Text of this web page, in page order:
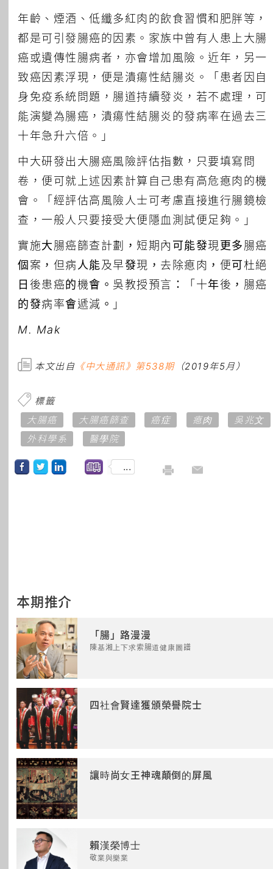
年齡、煙酒、低纖多紅肉的飲食習慣和肥胖等，
都是可引發腸癌的因素。家族中曾有人患上大腸
癌或遺傳性腸病者，亦會增加風險。近年，另一
致癌因素浮現，便是潰瘍性結腸炎。「患者因自
身免疫系統問題，腸道持續發炎，若不處理，可
能演變為腸癌，潰瘍性結腸炎的發病率在過去三
十年急升六倍。」
中大研發出大腸癌風險評估指數，只要填寫問
卷，便可就上述因素計算自己患有高危瘜肉的機
會。「經評估高風險人士可考慮直接進行腸鏡檢
查，一般人只要接受大便隱血測試便足夠。」
實施大腸癌篩查計劃，短期內可能發現更多腸癌
個案，但病人能及早發現，去除瘜肉，便可杜絕
日後患癌的機會。吳教授預言：「十年後，腸癌
的發病率會遞減。」
M. Mak
本文出自 《中大通訊》第538期（2019年5月）
標籤
大腸癌
大腸癌篩查 癌症 瘜肉
吳兆文
外科學系
醫學院
...
本期推介
「腸」路漫漫
陳基湘上下求索腸道健康圖譜
四社會賢達獲頒榮譽院士
讓時尚女王神魂顛倒的屏風
賴漢榮博士
敬業與樂業